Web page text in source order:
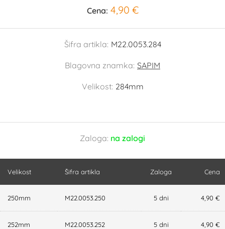
Cena: 4,90 €
Šifra artikla: M22.0053.284
Blagovna znamka: SAPIM
Velikost: 284mm
Zaloga: na zalogi
Velikost Šifra artikla Zaloga Cena
250mm M22.0053.250 5 dni 4,90 €
252mm M22.0053.252 5 dni 4,90 €